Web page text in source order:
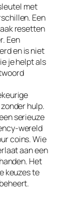
met
Een
resetten
Een
en is niet
je helpt als
hulp.
serieuze
wereld
coins. Wie
aan een
Het
keuzes te